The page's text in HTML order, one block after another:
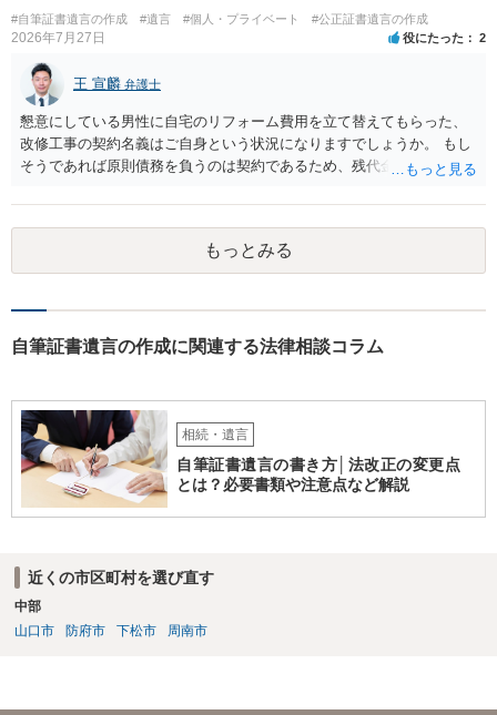
#自筆証書遺言の作成 #遺言 #個人・プライベート #公正証書遺言の作成
2026年7月27日 役にたった 2
王 宣麟 弁護士
懇意にしている男性に自宅のリフォーム費用を立て替えてもらった、
改修工事の契約名義はご自身という状況になりますでしょうか。 もし
そうであれば原則債務を負うのは契約であるため、残代金を捻出して
ます。 入籍した場合でも、原則契約者が単独で全ての債務を負うこと
には変わりがありません。 なかなか対応に難しい案件であり、公開の
場でアドバイスを行うのも限界があるように思われますので、資料等
を持参のうえ個別に弁護士に相談されることをお勧めします。
もっとみる
自筆証書遺言の作成に関連する法律相談コラム
相続・遺言
自筆証書遺言の書き方│法改正の変更点
とは？必要書類や注意点など解説
近くの市区町村を選び直す
中部
山口市
防府市 下松市 周南市